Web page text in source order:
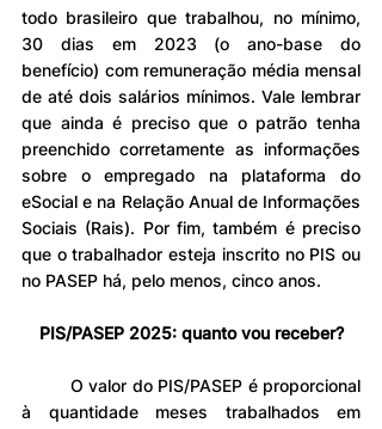
todo brasileiro que trabalhou, no mínimo,
30 dias em 2023 (o ano-base do
benefício) com remuneração média mensal
de até dois salários mínimos. Vale lembrar
que ainda é preciso que o patrão tenha
preenchido corretamente as informações
sobre o empregado na plataforma do
eSocial e na Relação Anual de Informações
Sociais (Rais). Por fim, também é preciso
que o trabalhador esteja inscrito no PIS ou
no PASEP há, pelo menos, cinco anos.
PIS/PASEP 2025: quanto vou receber?
à quantidade meses trabalhados em